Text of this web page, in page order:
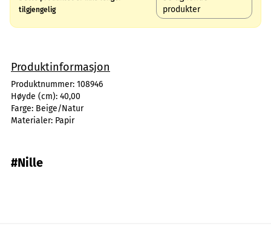
tilgjengelig
produkter
Produktinformasjon
Produktnummer: 108946
Høyde (cm): 40,00
Farge: Beige/Natur
Materialer: Papir
#Nille